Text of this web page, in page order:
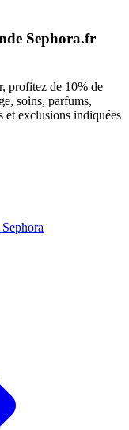
Sephora.fr
profitez de 10% de
soins, parfums,
et exclusions indiquées